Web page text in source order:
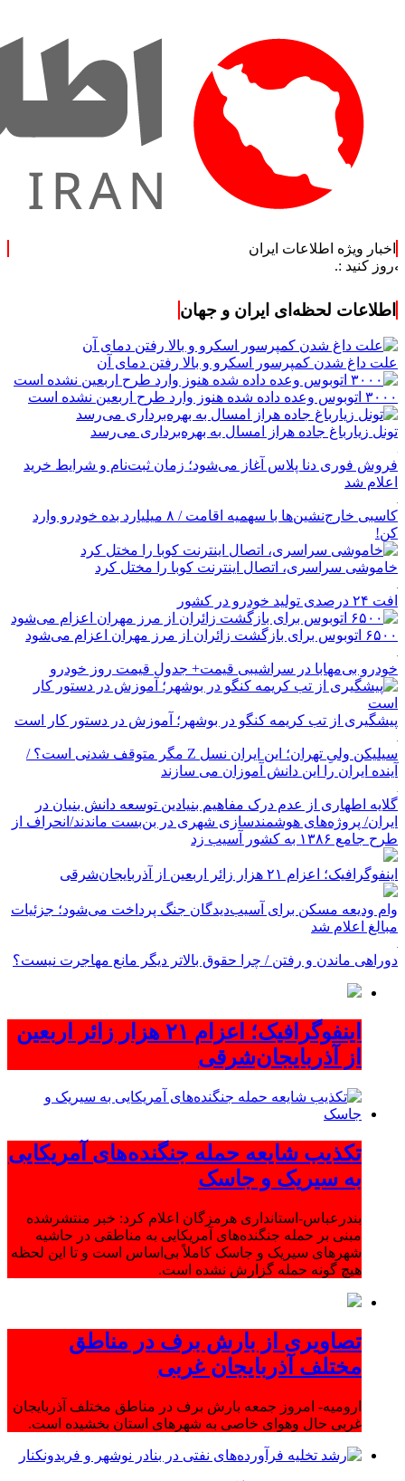
اخبار ویژه اطلاعات ایران
اطلاعات لحظه‌ای ایران و جهان
علت داغ شدن کمپرسور اسکرو و بالا رفتن دمای آن
۳۰۰۰ اتوبوس وعده داده شده هنوز وارد طرح اربعین نشده است
تونل زیارباغ جاده هراز امسال به بهره‌برداری می‌رسد
فروش فوری دنا پلاس آغاز می‌شود؛ زمان ثبت‌نام و شرایط خرید
اعلام شد
کاسبی خارج‌نشین‌ها با سهمیه اقامت / ۸ میلیارد بده خودرو وارد
کن!
خاموشی سراسری، اتصال اینترنت کوبا را مختل کرد
افت ۲۴ درصدی تولید خودرو در کشور
۶۵۰۰ اتوبوس برای بازگشت زائران از مرز مهران اعزام می‌شود
خودرو بی‌مهابا در سراشیبی قیمت+ جدول قیمت روز خودرو
پیشگیری از تب کریمه کنگو در بوشهر؛ آموزش در دستور کار است
سیلیکن ولیِ تهران؛ این ایران نسل Z مگر متوقف شدنی است؟ /
آینده ایران را این دانش آموزان می سازند
گلایه اطهاری از عدم درک مفاهیم بنیادین توسعه دانش بنیان در
ایران/ پروژه‌های هوشمندسازی شهری در بن‌بست ماندند/انحراف از
طرح جامع ۱۳۸۶ به کشور آسیب زد
اینفوگرافیک؛ اعزام ۲۱ هزار زائر اربعین از آذربایجان‌شرقی
وام ودیعه مسکن برای آسیب‌دیدگان جنگ پرداخت می‌شود؛ جزئیات
مبالغ اعلام شد
دوراهی ماندن و رفتن / چرا حقوق بالاتر دیگر مانع مهاجرت نیست؟
اینفوگرافیک؛ اعزام ۲۱ هزار زائر اربعین
از آذربایجان‌شرقی
تکذیب شایعه حمله جنگنده‌های آمریکایی
به سیریک و جاسک
بندرعباس-استانداری هرمزگان اعلام کرد: خبر منتشرشده
مبنی بر حمله جنگنده‌های آمریکایی به مناطقی در حاشیه
شهرهای سیریک و جاسک کاملاً بی‌اساس است و تا این لحظه
هیچ گونه حمله گزارش نشده است.
تصاویری از بارش برف در مناطق
مختلف آذربایجان غربی
ارومیه- امروز جمعه بارش برف در مناطق مختلف آذربایجان
غربی حال وهوای خاصی به شهرهای استان بخشیده است.